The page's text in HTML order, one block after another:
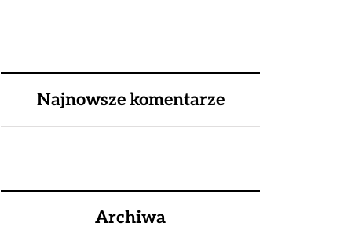
Najnowsze komentarze
Archiwa